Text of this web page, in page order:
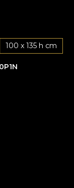
100 x 135 h cm